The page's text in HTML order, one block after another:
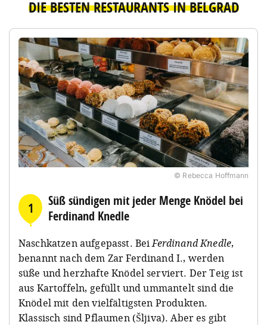
DIE BESTEN RESTAURANTS IN BELGRAD
© Rebecca Hoffmann
1
Süß sündigen mit jeder Menge Knödel bei
Ferdinand Knedle
Naschkatzen aufgepasst. BeiFerdinand Knedle,
benannt nach dem Zar Ferdinand I., werden
süße und herzhafte Knödel serviert. Der Teig ist
aus Kartoffeln, gefüllt und ummantelt sind die
Knödel mit den vielfältigsten Produkten.
Klassisch sind Pflaumen (Šljiva). Aber es gibt